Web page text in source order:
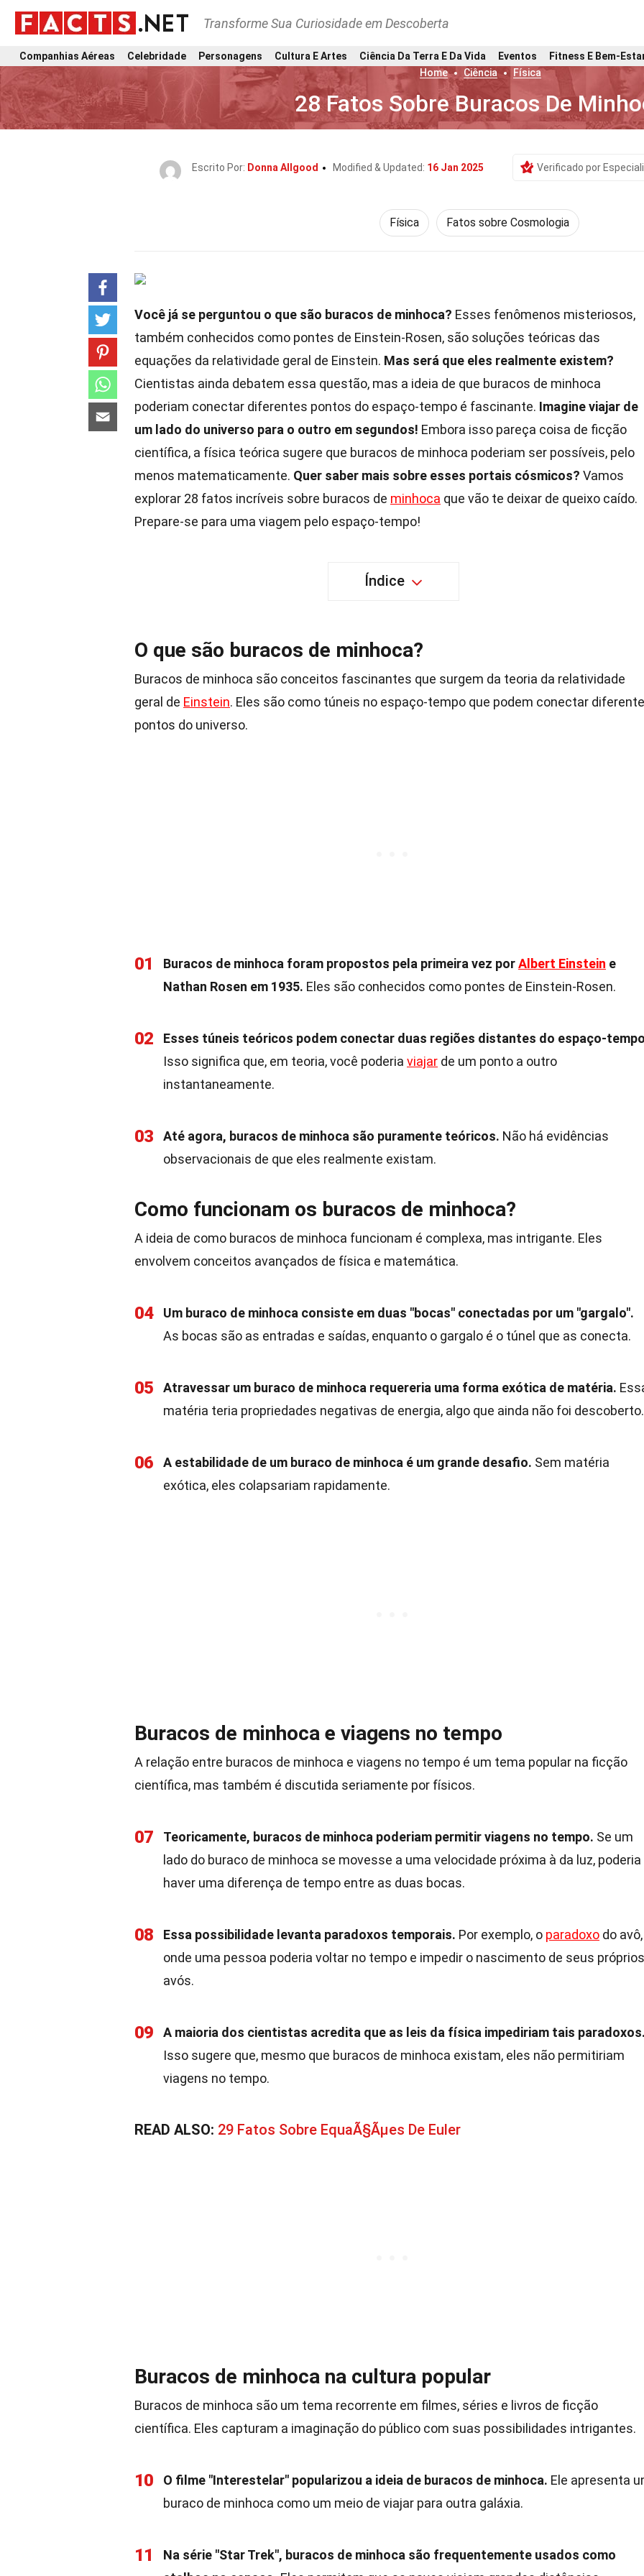
Transforme Sua Curiosidade em Descoberta
Companhias Aéreas Celebridade Personagens Cultura E Artes Ciência Da Terra E Da Vida Eventos
Fitness E Bem-
Home
Ciência Física
28 Fatos Sobre Buracos De
Escrito Por: Donna Allgood Modified & Updated: 16 Jan 2025 Verificado por
Física Fatos sobre Cosmologia
Você já se perguntou o que são buracos de minhoca? Esses fenômenos misteriosos,
também conhecidos como pontes de Einstein-Rosen, são soluções teóricas das
equações da relatividade geral de Einstein. Mas será que eles realmente existem?
Cientistas ainda debatem essa questão, mas a ideia de que buracos de minhoca
poderiam conectar diferentes pontos do espaço-tempo é fascinante. Imagine viajar de
um lado do universo para o outro em segundos! Embora isso pareça coisa de ficção
científica, a física teórica sugere que buracos de minhoca poderiam ser possíveis, pelo
menos matematicamente. Quer saber mais sobre esses portais cósmicos? Vamos
explorar 28 fatos incríveis sobre buracos de minhoca que vão te deixar de queixo caído.
Prepare-se para uma viagem pelo espaço-tempo!
Índice
O que são buracos de minhoca?
Buracos de minhoca são conceitos fascinantes que surgem da teoria da relatividade
geral de Einstein. Eles são como túneis no espaço-tempo que podem conectar
pontos do universo.
01 Buracos de minhoca foram propostos pela primeira vez porAlbert Einstein e
Nathan Rosen em 1935. Eles são conhecidos como pontes de Einstein-Rosen.
02
Esses túneis teóricos podem conectar duas regiões distantes do espaço-
Isso significa que, em teoria, você poderia viajar de um ponto a outro
instantaneamente.
03 Até agora, buracos de minhoca são puramente teóricos. Não há evidências
observacionais de que eles realmente existam.
Como funcionam os buracos de minhoca?
A ideia de como buracos de minhoca funcionam é complexa, mas intrigante. Eles
envolvem conceitos avançados de física e matemática.
04
Um buraco de minhoca consiste em duas "bocas" conectadas por um "gargalo".
As bocas são as entradas e saídas, enquanto o gargalo é o túnel que as conecta.
05 Atravessar um buraco de minhoca requereria uma forma exótica de matéria.
matéria teria propriedades negativas de energia, algo que ainda não foi descoberto.
06 A estabilidade de um buraco de minhoca é um grande desafio. Sem matéria
exótica, eles colapsariam rapidamente.
Buracos de minhoca e viagens no tempo
A relação entre buracos de minhoca e viagens no tempo é um tema popular na ficção
científica, mas também é discutida seriamente por físicos.
07 Teoricamente, buracos de minhoca poderiam permitir viagens no tempo. Se um
lado do buraco de minhoca se movesse a uma velocidade próxima à da luz, poderia
haver uma diferença de tempo entre as duas bocas.
08 Essa possibilidade levanta paradoxos temporais. Por exemplo, o paradoxo do avô,
onde uma pessoa poderia voltar no tempo e impedir o nascimento de seus próprios
avós.
09
A maioria dos cientistas acredita que as leis da física impediriam tais
Isso sugere que, mesmo que buracos de minhoca existam, eles não permitiriam
viagens no tempo.
READ ALSO: 29 Fatos Sobre EquaÃ§Ãµes De Euler
Buracos de minhoca na cultura popular
Buracos de minhoca são um tema recorrente em filmes, séries e livros de ficção
científica. Eles capturam a imaginação do público com suas possibilidades intrigantes.
10 O filme "Interestelar" popularizou a ideia de buracos de minhoca. Ele apresenta
buraco de minhoca como um meio de viajar para outra galáxia.
11
Na série "Star Trek", buracos de minhoca são frequentemente usados como